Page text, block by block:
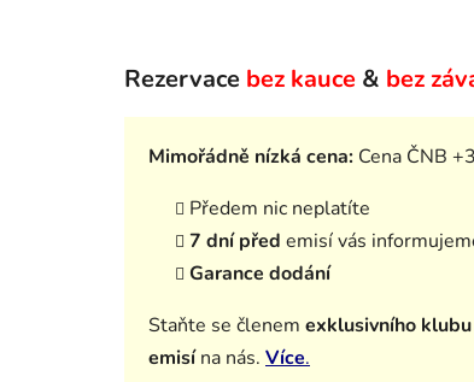
Rezervace bez kauce & bez
Mimořádně nízká cena: Cena ČNB
Předem nic neplatíte
7 dní před emisí vás
Garance dodání
Staňte se členem exklusivního
emisína nás. Více.